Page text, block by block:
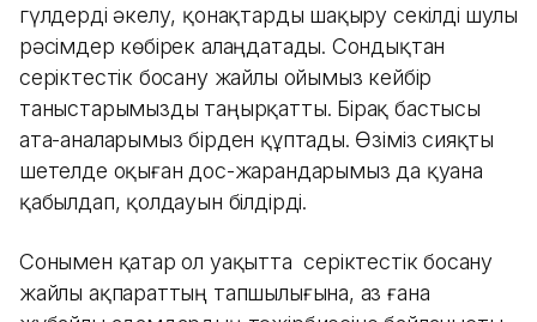
гүлдерді әкелу, қонақтарды шақыру секілді шулы
рәсімдер көбірек алаңдатады. Сондықтан
серіктестік босану жайлы ойымыз кейбір
таныстарымызды таңырқатты. Бірақ бастысы
ата-аналарымыз бірден құптады. Өзіміз сияқты
шетелде оқыған дос-жарандарымыз да қуана
қабылдап, қолдауын білдірді.
Сонымен қатар ол уақытта серіктестік босану
жайлы ақпараттың тапшылығына, аз ғана